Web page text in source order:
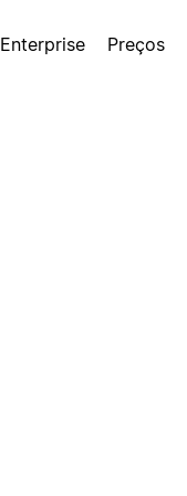
Enterprise Preços